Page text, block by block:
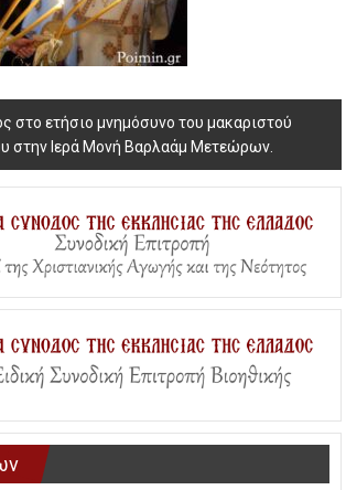
στο ετήσιο μνημόσυνο του μακαριστού
στην Ιερά Μονή Βαρλαάμ Μετεώρων.